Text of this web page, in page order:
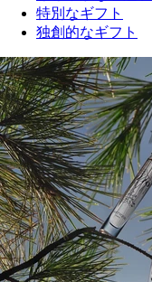
特別なギフト
独創的なギフト